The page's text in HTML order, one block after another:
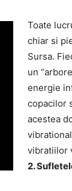
Toate
chiar si
Sursa.
un
energie
copacilor
acestea
vibratiilor
2.